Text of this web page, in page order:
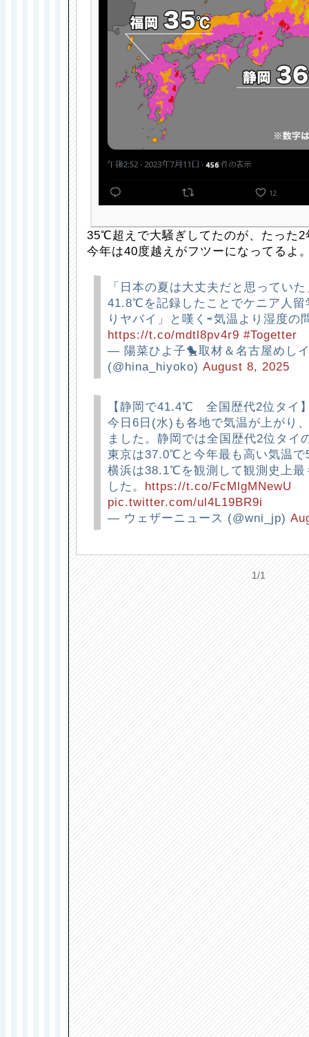
35℃超えで大騒ぎしてたのが、たった2
今年は40度越えがフツーになってるよ
「日本の夏は大丈夫だと思ってい
41.8℃を記録したことでケニア人留
りヤバイ」と嘆く⇨気温より湿度の
https://t.co/mdtl8pv4r9 #Togetter
— 陽菜ひよ子🐤取材＆名古屋めし
(@hina_hiyoko) August 8, 2025
【静岡で41.4℃ 全国歴代2位タイ
今日6日(水)も各地で気温が上がり
ました。静岡では全国歴代2位タ
東京は37.0℃と今年最も高い気温で
横浜は38.1℃を観測して観測史上最
した。 https://t.co/FcMlgMNewU
pic.twitter.com/ul4L19BR9i
— ウェザーニュース (@wni_jp)
1/1